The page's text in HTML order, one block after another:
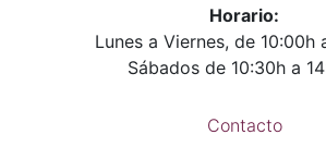
Horario:
Lunes a Viernes, de 10:00h
Sábados de 10:30h a
Contacto